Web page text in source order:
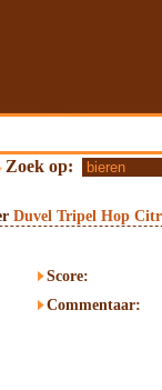
Zoek op:
Duvel Tripel Hop
Score:
Commentaar: